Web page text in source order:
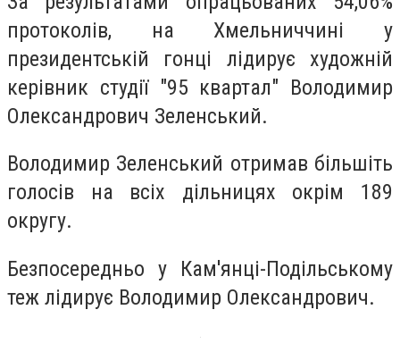
протоколів, на Хмельниччині у
президентській гонці лідирує художній
керівник студії "95 квартал" Володимир
Олександрович Зеленський.
Володимир Зеленський отримав більшіть
голосів на всіх дільницях окрім 189
округу.
Безпосередньо у Кам'янці-Подільському
теж лідирує Володимир Олександрович.